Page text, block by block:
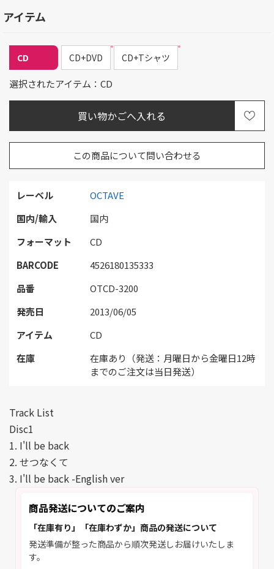
レーベル
OCTAVE
国内/輸入
国内
フォーマット
CD
BARCODE
4526180135333
品番
OTCD-3200
発売日
2013/06/05
アイテム
CD
在庫
在庫あり（発送：月曜日から金曜日12時
までのご注文は当日発送）
アイテム
CD CD+DVD CD+Tシャツ
選択されたアイテム：CD
この商品について問い合わせる
Track List
Disc1
1. I'll be back
2. せつなくて
3. I'll be back -English ver
商品発送についてのご案内
「在庫有り」「在庫わずか」商品の発送について
発送準備が整った商品から順次発送しお届けいたしま
す。